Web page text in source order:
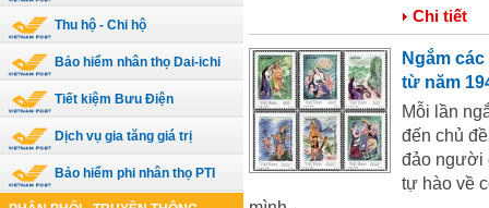
Thu hộ - Chi hộ
Bảo hiểm nhân thọ Dai-ichi
Tiết kiệm Bưu Điện
Dịch vụ gia tăng giá trị
Bảo hiểm phi nhân thọ PTI
Chi tiết
Ngắm
từ năm
Mỗi lần
đến chủ
đảo người
tự hào về